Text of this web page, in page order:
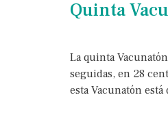
Quinta
La quinta
seguidas, en 28
esta Vacunatón